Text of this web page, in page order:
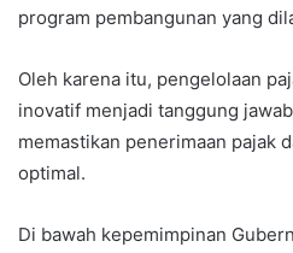
program pembangunan yang
Oleh karena itu, pengelolaan
inovatif menjadi tanggung
memastikan penerimaan pajak
optimal.
Di bawah kepemimpinan